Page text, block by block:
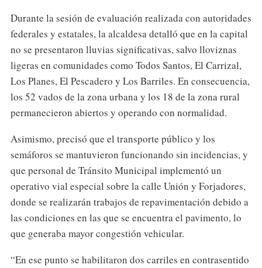
Durante la sesión de evaluación realizada con autoridades
federales y estatales, la alcaldesa detalló que en la capital
no se presentaron lluvias significativas, salvo lloviznas
ligeras en comunidades como Todos Santos, El Carrizal,
Los Planes, El Pescadero y Los Barriles. En consecuencia,
los 52 vados de la zona urbana y los 18 de la zona rural
permanecieron abiertos y operando con normalidad.
Asimismo, precisó que el transporte público y los
semáforos se mantuvieron funcionando sin incidencias, y
que personal de Tránsito Municipal implementó un
operativo vial especial sobre la calle Unión y Forjadores,
donde se realizarán trabajos de repavimentación debido a
las condiciones en las que se encuentra el pavimento, lo
que generaba mayor congestión vehicular.
“En ese punto se habilitaron dos carriles en contrasentido